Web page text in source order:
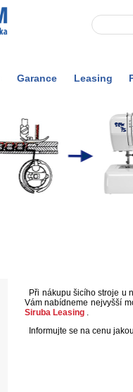
Garance Leasing
Při nákupu šicího stroje u
Vám nabídneme nejvyšší
Siruba Leasing.
Informujte se na cenu